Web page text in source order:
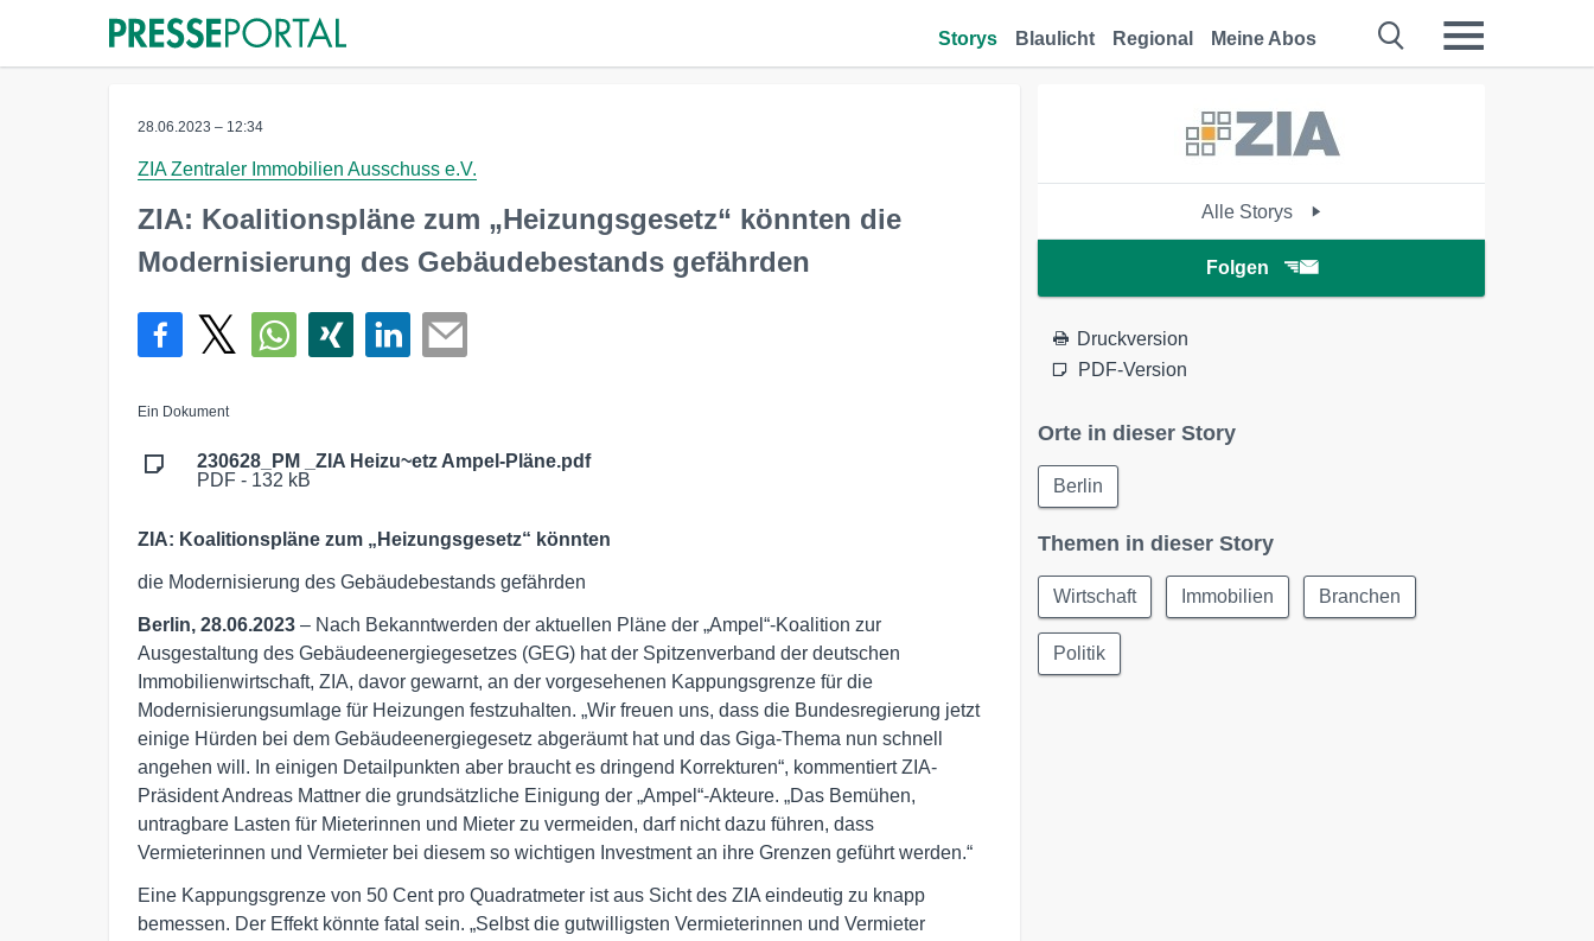
Storys Blaulicht Regional Meine Abos
28.06.2023 – 12:34
ZIA Zentraler Immobilien Ausschuss e.V.
ZIA: Koalitionspläne zum „Heizungsgesetz“ könnten die
Modernisierung des Gebäudebestands gefährden
Ein Dokument
230628_PM _ZIA Heizu~etz Ampel-Pläne.pdf
PDF - 132 kB
ZIA: Koalitionspläne zum „Heizungsgesetz“ könnten
die Modernisierung des Gebäudebestands gefährden
Berlin, 28.06.2023 – Nach Bekanntwerden der aktuellen Pläne der „Ampel“-Koalition zur
Ausgestaltung des Gebäudeenergiegesetzes (GEG) hat der Spitzenverband der deutschen
Immobilienwirtschaft, ZIA, davor gewarnt, an der vorgesehenen Kappungsgrenze für die
Modernisierungsumlage für Heizungen festzuhalten. „Wir freuen uns, dass die Bundesregierung jetzt
einige Hürden bei dem Gebäudeenergiegesetz abgeräumt hat und das Giga-Thema nun schnell
angehen will. In einigen Detailpunkten aber braucht es dringend Korrekturen“, kommentiert ZIA-
Präsident Andreas Mattner die grundsätzliche Einigung der „Ampel“-Akteure. „Das Bemühen,
untragbare Lasten für Mieterinnen und Mieter zu vermeiden, darf nicht dazu führen, dass
Vermieterinnen und Vermieter bei diesem so wichtigen Investment an ihre Grenzen geführt werden.“
Eine Kappungsgrenze von 50 Cent pro Quadratmeter ist aus Sicht des ZIA eindeutig zu knapp
bemessen. Der Effekt könnte fatal sein. „Selbst die gutwilligsten Vermieterinnen und Vermieter
Alle Storys
Folgen
Druckversion
PDF-Version
Orte in dieser Story
Berlin
Themen in dieser Story
Wirtschaft Immobilien Branchen
Politik